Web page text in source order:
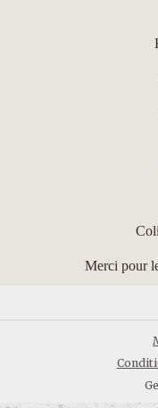
Merci pour